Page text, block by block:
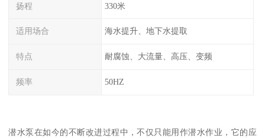
扬程 330米
适用场合 海水提升、地下水提取
特点 耐腐蚀、大流量、高压、变频
频率 50HZ
潜水泵在如今的不断改进过程中，不仅只能用作潜水作业，它的应